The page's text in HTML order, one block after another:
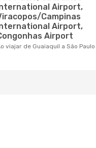
Airport,
Campinas
Airport,
Airport
Ao viajar de Guaiaquil a São Paulo